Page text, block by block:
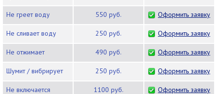
Не греет воду 550 руб. Оформить заявку
Не сливает воду 250 руб. Оформить заявку
Не отжимает 490 руб. Оформить заявку
Шумит / вибрирует 250 руб. Оформить заявку
Не включается 1100 руб. Оформить заявку